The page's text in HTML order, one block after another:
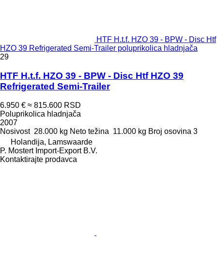
HTF H.t.f. HZO 39 - BPW - Disc Htf
HZO 39 Refrigerated Semi-Trailer poluprikolica hladnjača
29
HTF H.t.f. HZO 39 - BPW - Disc Htf HZO 39
Refrigerated Semi-Trailer
6.950 € ≈ 815.600 RSD
Poluprikolica hladnjača
2007
Nosivost 28.000 kg Neto težina 11.000 kg Broj osovina 3
Holandija, Lamswaarde
P. Mostert Import-Export B.V.
Kontaktirajte prodavca